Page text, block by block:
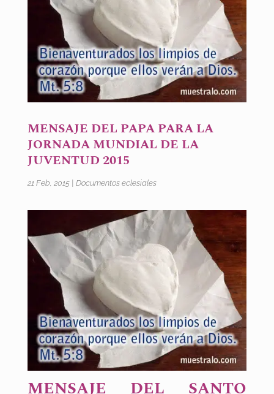
MENSAJE DEL PAPA PARA LA
JORNADA MUNDIAL DE LA
JUVENTUD 2015
21 Feb, 2015| Documentos eclesiales
MENSAJE DEL SANTO